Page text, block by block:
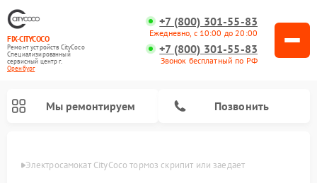
FIX-CITYCOCO
Ремонт устройств CityCoco
Специализированный
cервисный центр г.
Оренбург
+7 (800) 301-55-83
Ежедневно, с 10:00 до 20:00
+7 (800) 301-55-83
Звонок бесплатный по РФ
Мы ремонтируем Позвонить
Электросамокат CityCoco тормоз скрипит или заедает